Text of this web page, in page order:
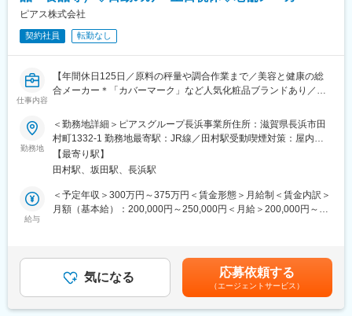
■各種プロジェクトを調整し、優先順位を管理
■設計レビュー、FAT、技術検討などで専門性を提供
■エンジニアの育成および年間評価へのフィードバック
【組織体制】
工場長直結の組織のため、部下等はおらず一人で業務遂行しても
らうことを想定しております。
【雇用元】
グループ会社「キャタレント滋賀株式会社」への在籍出向となり
ます。
勤務地：〒528-0068 滋賀県甲賀市水口町ひのきが丘35
【就業環境】
■フレックスタイム制を導入しており非常に働きやすい環境です。
【当社について】
■医薬品・健康食品であるソフトカプセル製剤を製造しています。
ピアス株式会社
契約社員 転勤なし
仕事内容
【年間休日125日／原料の秤量や調合作業まで／美容と健康の総
合メーカー＊「カバーマーク」など人気化粧品ブランドあり／風
■業務内容：
当社にて、医薬品、医薬部外品、化粧品、食品のバルク調製業務
（原料の秤量および製造（調合）をお任せします。
■当社の魅力：
◎確たる化粧品ブランドを多数抱える大手化粧品メーカーです。
じ、積極的かつフレキシブルに行動できる環境が整っておりま
す。裁量権、仕事の領域も非常に幅広く、積極的な事業展開に反
して、社風は安定感と落ち着きがあり、長期的に活躍している方
勤務地
＜勤務地詳細＞ピアスグループ長浜事業所住所：滋賀県長浜市田
村町1332-1 勤務地最寄駅：JR線／田村駅受動喫煙対策：屋内全
面禁煙
【最寄り駅】
田村駅、坂田駅、長浜駅
給与
＜予定年収＞300万円～375万円＜賃金形態＞月給制＜賃金内訳＞
月額（基本給）：200,000円～250,000円＜月給＞200,000円～
の金額であり、選考を通じて上下する可能性があります。月給(月
額)は固定手当を含めた表記です。
気になる 応募依頼する
（エージェントサービス）